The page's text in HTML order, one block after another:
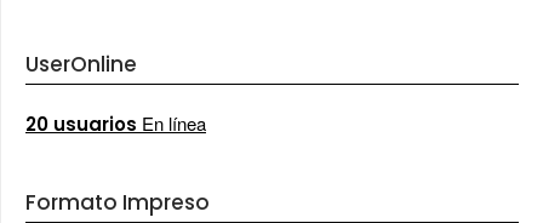
UserOnline
20 usuarios En línea
Formato Impreso